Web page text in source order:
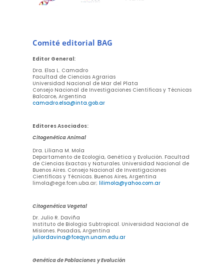
Comité editorial BAG
Editor General:
Dra. Elsa L. Camadro
Facultad de Ciencias Agrarias
Universidad Nacional de Mar del Plata
Consejo Nacional de Investigaciones Científicas y Técnicas
Balcarce, Argentina
camadro.elsa@inta.gob.ar
Editores Asociados:
Citogenética Animal
Dra. Liliana M. Mola
Departamento de Ecología, Genética y Evolución. Facultad
de Ciencias Exactas y Naturales. Universidad Nacional de
Buenos Aires. Consejo Nacional de Investigaciones
Científicas y Técnicas. Buenos Aires, Argentina
limola@ege.fcen.uba.ar; lilimola@yahoo.com.ar
Citogenética Vegetal
Dr. Julio R. Daviña
Instituto de Biologia Subtropical. Universidad Nacional de
Misiones. Posadas, Argentina
juliordavina@fceqyn.unam.edu.ar
Genética de Poblaciones y Evolución